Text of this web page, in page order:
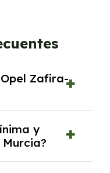
Zafira-
es una modalidad
que permite
y